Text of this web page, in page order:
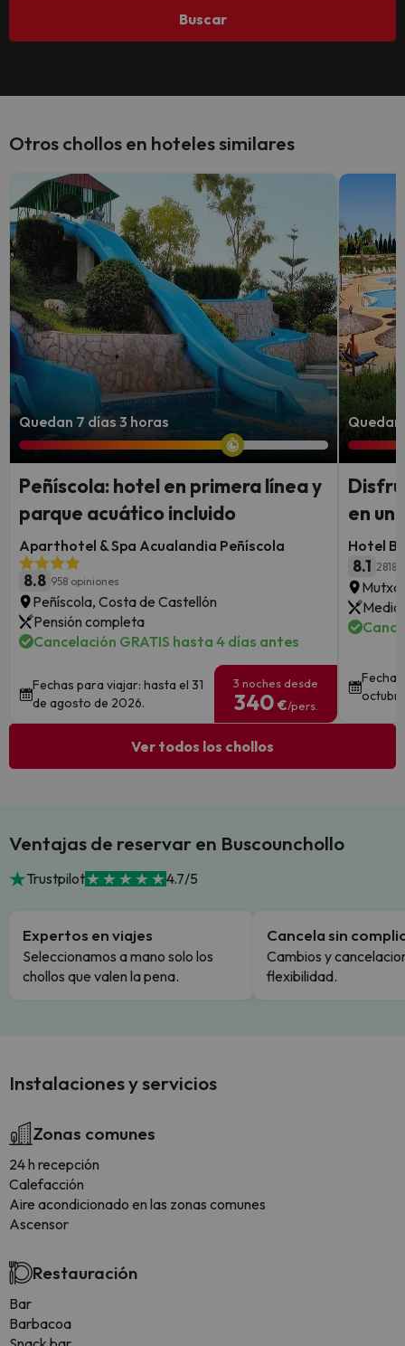
Buscar
Otros chollos en hoteles similares
Quedan 7 días 3 horas
Peñíscola: hotel en primera línea y
parque acuático incluido
Aparthotel & Spa Acualandia Peñíscola
8.8 958 opiniones
Peñíscola, Costa de Castellón
Pensión completa
Cancelación GRATIS hasta 4 días antes
Fechas para viajar: hasta el 31
de agosto de 2026.
3 noches desde
340 €/pers.
en un
Hotel
8.1 2818
Media
Ver todos los chollos
Ventajas de reservar en Buscounchollo
Trustpilot 4.7/5
Expertos en viajes
Seleccionamos a mano solo los
chollos que valen la pena.
Cancela sin
Cambios y
flexibilidad.
Instalaciones y servicios
Zonas comunes
24 h recepción
Calefacción
Aire acondicionado en las zonas comunes
Ascensor
Restauración
Bar
Barbacoa